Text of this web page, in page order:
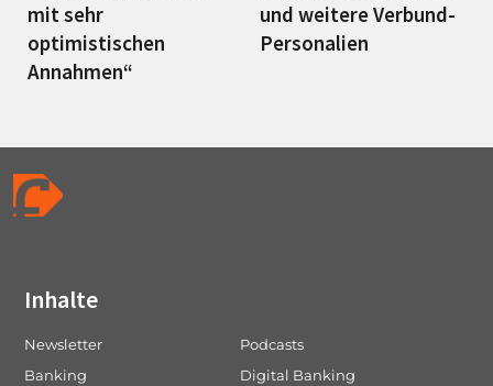
mit sehr
optimistischen
Annahmen“
und weitere Verbund-
Personalien
Inhalte
Newsletter
Podcasts
Banking
Digital Banking